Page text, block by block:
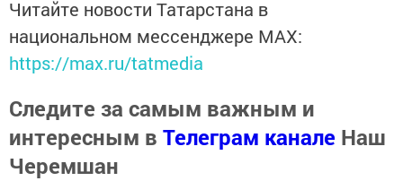
Читайте новости Татарстана в
национальном мессенджере MАХ:
https://max.ru/tatmedia
Следите за самым важным и
интересным в Телеграм канале Наш
Черемшан